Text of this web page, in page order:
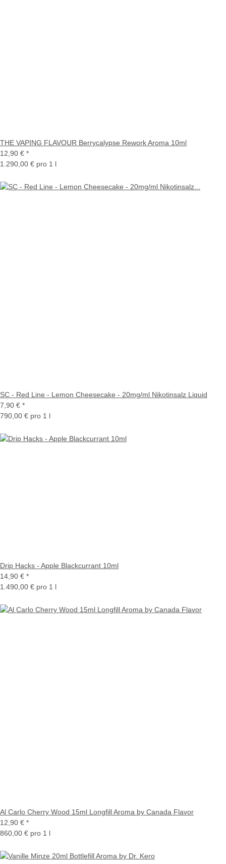
THE VAPING FLAVOUR Berrycalypse Rework Aroma 10ml
12,90 € *
1.290,00 € pro 1 l
SC - Red Line - Lemon Cheesecake - 20mg/ml Nikotinsalz Liquid
7,90 € *
790,00 € pro 1 l
Drip Hacks - Apple Blackcurrant 10ml
14,90 € *
1.490,00 € pro 1 l
Al Carlo Cherry Wood 15ml Longfill Aroma by Canada Flavor
12,90 € *
860,00 € pro 1 l